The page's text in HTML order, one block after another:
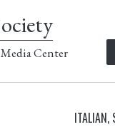
Center
ITALIAN,